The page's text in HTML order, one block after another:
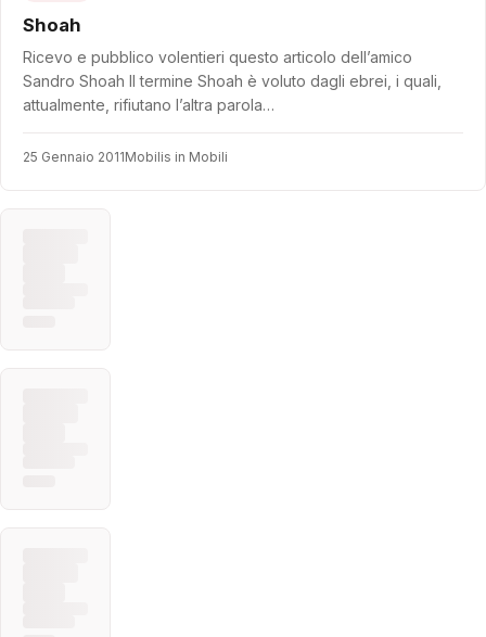
Shoah
Ricevo e pubblico volentieri questo articolo dell’amico
Sandro Shoah Il termine Shoah è voluto dagli ebrei, i quali,
attualmente, rifiutano l’altra parola…
25 Gennaio 2011Mobilis in Mobili